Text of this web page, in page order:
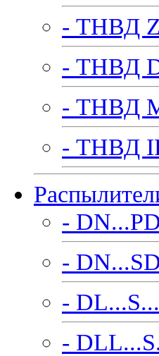
- ТНВД
- ТНВД
- ТНВД
- ТНВД
-
-
-
-